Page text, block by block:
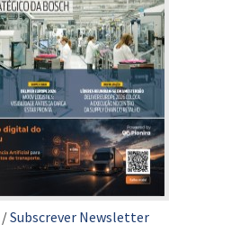
/Subscrever Newsletter